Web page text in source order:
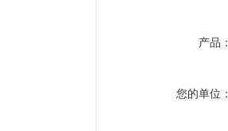
产品：
您的单位：